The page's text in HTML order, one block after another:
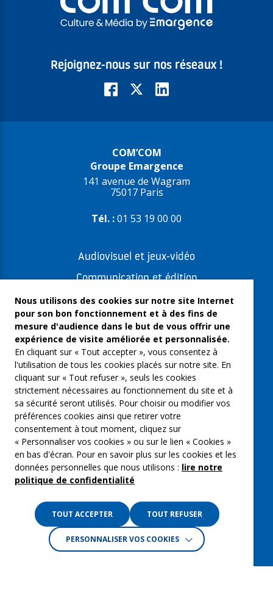
Rejoignez-nous sur nos réseaux !
COM’COM
Groupe Emargence
141 avenue de Wagram
75017 Paris
Tél. :01 53 19 00 00
Audiovisuel et jeux-vidéo
Communication et édition
Freelances et artistes-auteurs
Musique et spectacles
Qui sommes-nous ?
Groupe Emargence
C’moi le chef
Actualités
Contactez nous
Mentions légales
Gestion des cookies
Crédits :La Jungle
Nous utilisons des cookies sur notre site Internet
pour son bon fonctionnement et à des fins de
mesure d'audience dans le but de vous offrir une
expérience de visite améliorée et personnalisée.
En cliquant sur « Tout accepter », vous consentez à
l'utilisation de tous les cookies placés sur notre site. En
cliquant sur « Tout refuser », seuls les cookies
strictement nécessaires au fonctionnement du site et à
sa sécurité seront utilisés. Pour choisir ou modifier vos
préférences cookies ainsi que retirer votre
consentement à tout moment, cliquez sur
« Personnaliser vos cookies » ou sur le lien « Cookies »
en bas d'écran. Pour en savoir plus sur les cookies et les
données personnelles que nous utilisons : lire notre
politique de confidentialité
TOUT ACCEPTER TOUT REFUSER
PERSONNALISER VOS COOKIES